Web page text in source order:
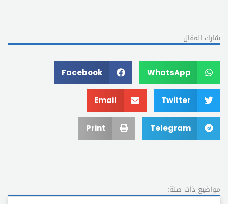
شارك المقال
WhatsApp
Facebook
Twitter
Email
Telegram
Print
مواضيع ذات صلة: